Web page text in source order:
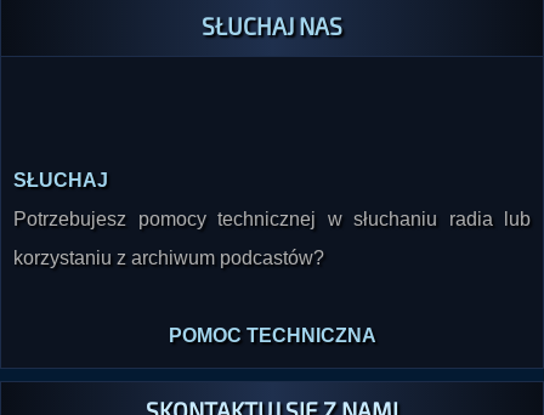
SŁUCHAJ NAS
SŁUCHAJ
Potrzebujesz pomocy technicznej w słuchaniu radia lub
korzystaniu z archiwum podcastów?
POMOC TECHNICZNA